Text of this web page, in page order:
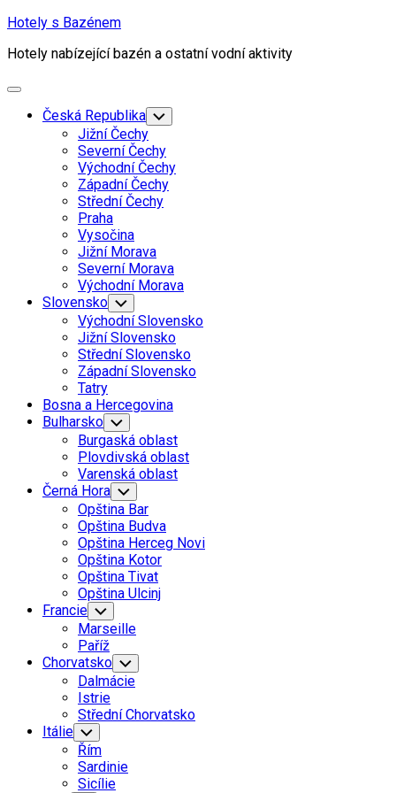
Skip
content
Hotely s Bazénem
Hotely nabízející bazén a ostatní vodní aktivity
Expand
Česká Republika Toggle
Child
Menu
Jižní Čechy
Severní Čechy
Východní Čechy
Západní Čechy
Střední Čechy
Praha
Vysočina
Jižní Morava
Severní Morava
Východní Morava
Slovensko Toggle
Child
Menu
Východní Slovensko
Jižní Slovensko
Střední Slovensko
Západní Slovensko
Tatry
Bosna a Hercegovina
Bulharsko Toggle
Child
Menu
Burgaská oblast
Plovdivská oblast
Varenská oblast
Černá Hora Toggle
Child
Menu
Opština Bar
Opština Budva
Opština Herceg Novi
Opština Kotor
Opština Tivat
Opština Ulcinj
Francie Toggle
Child
Menu
Marseille
Paříž
Current
Page
Parent
Chorvatsko Toggle
Child
Menu
Current
Page
Parent
Dalmácie
Istrie
Střední Chorvatsko
Itálie Toggle
Child
Menu
Řím
Sardinie
Sicílie